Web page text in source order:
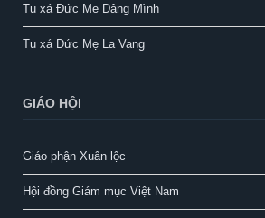
Tu xá Đức Mẹ Dâng Mình
Tu xá Đức Mẹ La Vang
GIÁO HỘI
Giáo phận Xuân lộc
Hội đồng Giám mục Việt Nam